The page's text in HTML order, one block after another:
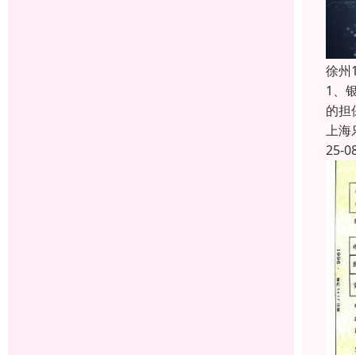
徐州
1、
的担
上海
25-